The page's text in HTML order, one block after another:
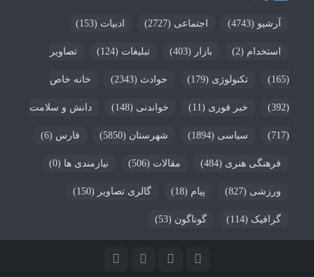
آرشیو (4743) اجتماعی (2727) ادبیات (153)
استخدام (2) بازار (403) تبلیغات (124) تصاویر
(165) تکنولوژی (179) حوادث (2343) خانه خاص
(392) خبر فوری (11) خواندنی (148) دانش و سلامت
(717) سیاسی (1894) شهرستان (5850) فارس (6)
فرهنگی هنری (484) مقالات (506) نیازمندی ها (0)
ورزشی (827) پیام (18) گالری تصاویر (150)
گرافیک (114) گوناگون (53)